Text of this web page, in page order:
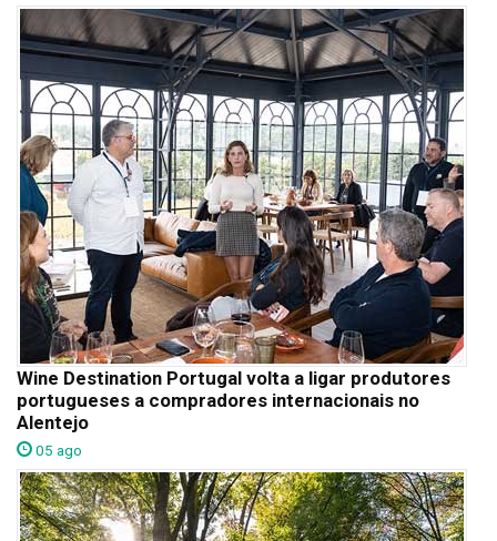
Wine Destination Portugal volta a ligar produtores
portugueses a compradores internacionais no
Alentejo
05 ago